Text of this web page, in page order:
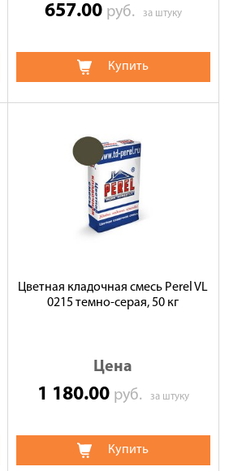
657.00 руб. за штуку
Купить
Цветная кладочная смесь Perel VL
0215 темно-серая, 50 кг
Цена
1 180.00 руб. за штуку
Купить